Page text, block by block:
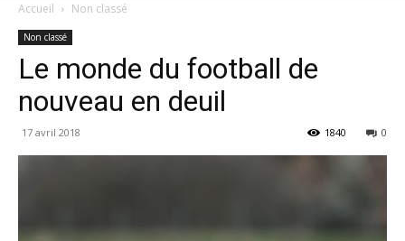
Accueil Non classé
Non classé
Le monde du football de
nouveau en deuil
17 avril 2018 0
1840